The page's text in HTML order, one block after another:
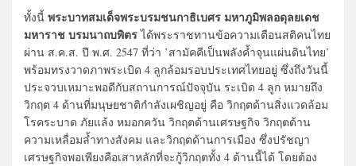
ทั้งนี้ พระบาทสมเด็จพระบรมชนกาธิเบศร มหาภูมิพลอดุลยเดช
มหาราช บรมนาถบพิตรได้พระราชทานข้อความเตือนสติคนไทย
ผ่าน ส.ค.ส. ปี พ.ศ. 2547 ที่ว่า ’สามัคคีเป็นพลังค้ำจุนแผ่นดินไทย’
พร้อมทรงวาดภาพระเบิด 4 ลูกล้อมรอบประเทศไทยอยู่ ซึ่งถึงวันนี้
ประจวบเหมาะพอดีกับสถานการณ์ปัจจุบัน ระเบิด 4 ลูก หมายถึง
วิกฤต 4 ด้านที่มนุษยชาติกำลังเผชิญอยู่ คือ วิกฤตด้านสิ่งแวดล้อม
โรคระบาด ภัยแล้ง หมอกควัน วิกฤตด้านเศรษฐกิจ วิกฤตด้าน
ความเหลื่อมล้ำทางสังคม และวิกฤตด้านการเมือง ซึ่งปรัชญา
เศรษฐกิจพอเพียงคือเสาหลักที่จะกู้วิกฤตทั้ง 4 ด้านนี้ได้ โดยต้อง